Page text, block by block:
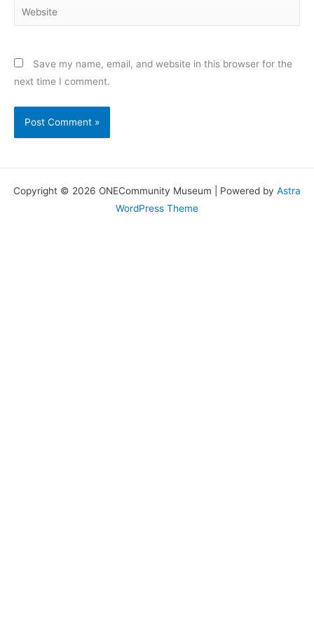
Website
Save my name, email, and website in this browser for the
next time I comment.
Copyright © 2026 ONECommunity Museum | Powered by Astra
WordPress Theme